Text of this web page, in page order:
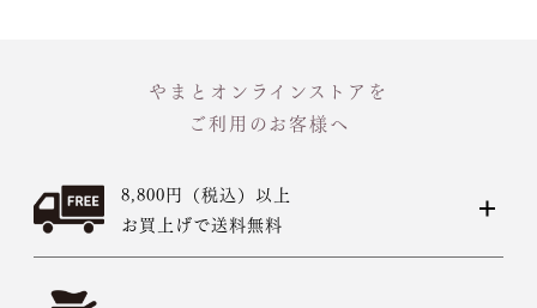
やまとオンラインストアを
ご利用のお客様へ
8,800円（税込）以上
お買上げで送料無料